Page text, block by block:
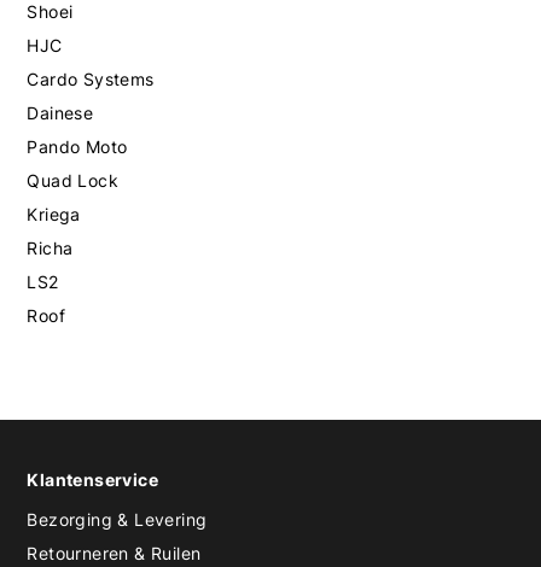
Shoei
HJC
Cardo Systems
Dainese
Pando Moto
Quad Lock
Kriega
Richa
LS2
Roof
Klantenservice
Bezorging & Levering
Retourneren & Ruilen